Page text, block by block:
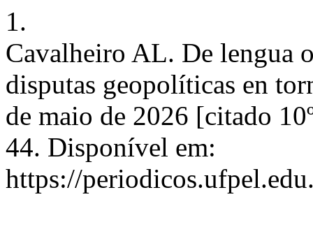
1.
Cavalheiro AL. De lengua
disputas geopolíticas en
de maio de 2026 [citado
44. Disponível em:
https://